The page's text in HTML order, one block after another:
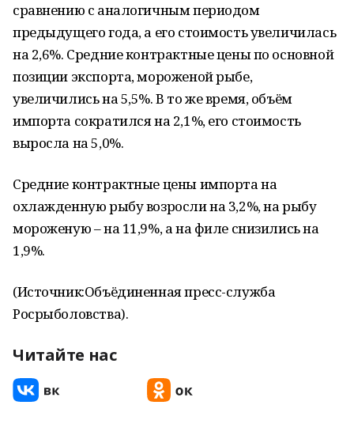
сравнению с аналогичным периодом
предыдущего года, а его стоимость увеличилась
на 2,6%. Средние контрактные цены по основной
позиции экспорта, мороженой рыбе,
увеличились на 5,5%. В то же время, объём
импорта сократился на 2,1%, его стоимость
выросла на 5,0%.
Средние контрактные цены импорта на
охлажденную рыбу возросли на 3,2%, на рыбу
мороженую – на 11,9%, а на филе снизились на
1,9%.
(Источник:Объёдиненная пресс-служба
Росрыболовства).
Читайте нас